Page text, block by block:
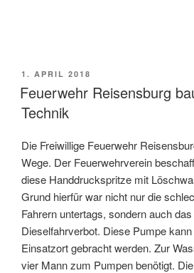
VERÖFFENTLICHT
AM
1. APRIL 2018
Feuerwehr Reisensburg
Technik
Die Freiwillige Feuerwehr
Wege. Der Feuerwehrverein
diese Handdruckspritze mit
Grund hierfür war nicht nur die
Fahrern untertags, sondern auch
Dieselfahrverbot. Diese Pumpe
Einsatzort gebracht werden. Zur
vier Mann zum Pumpen benötigt.